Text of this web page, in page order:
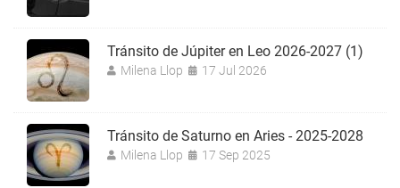
Tránsito de Júpiter en Leo 2026-2027 (1)
Milena Llop 17 Jul 2026
Tránsito de Saturno en Aries - 2025-2028
Milena Llop 17 Sep 2025